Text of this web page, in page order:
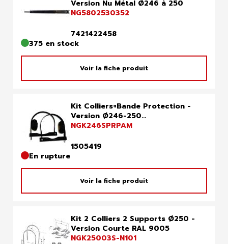
Version Nu Métal Ø246 à 250
NG5802530352
7421422458
375 en stock
Voir la fiche produit
Kit Colliers+Bande Protection -
Version Ø246-250...
NGK246SPRPAM
1505419
En rupture
Voir la fiche produit
Kit 2 Colliers 2 Supports Ø250 -
Version Courte RAL 9005
NGK25003S-N101